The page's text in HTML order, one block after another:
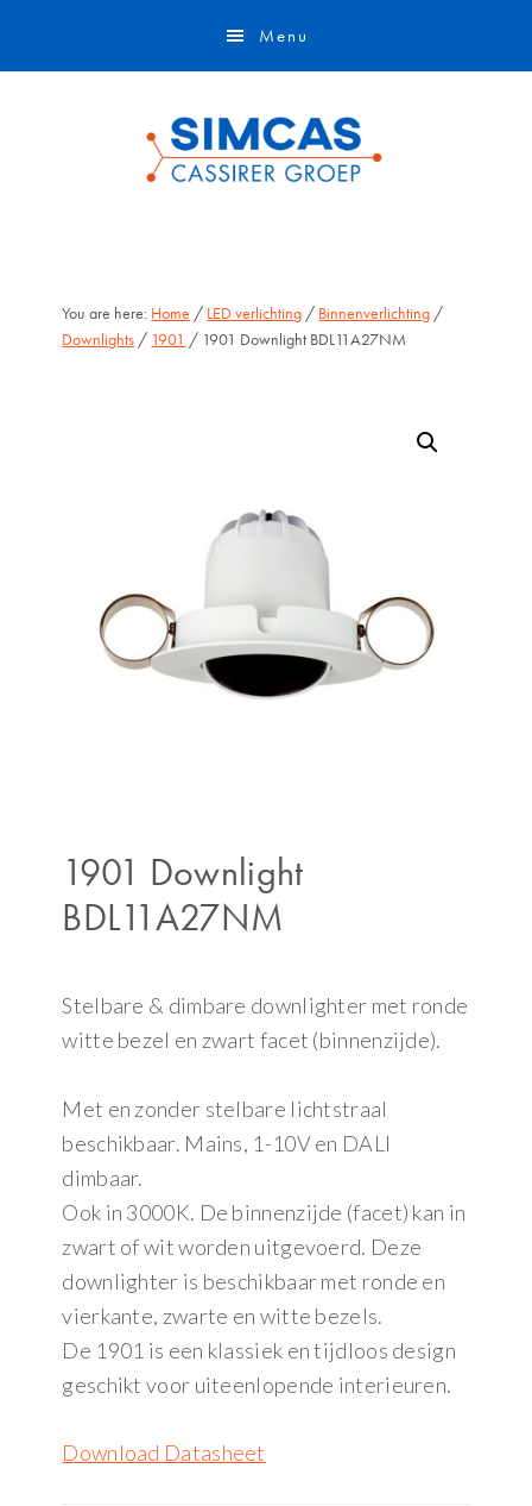
Menu
You are here: Home / LED verlichting / Binnenverlichting /
Downlights / 1901 / 1901 Downlight BDL11A27NM
1901 Downlight
BDL11A27NM
Stelbare & dimbare downlighter met ronde
witte bezel en zwart facet (binnenzijde).
Met en zonder stelbare lichtstraal
beschikbaar. Mains, 1-10V en DALI
dimbaar.
Ook in 3000K. De binnenzijde (facet) kan in
zwart of wit worden uitgevoerd. Deze
downlighter is beschikbaar met ronde en
vierkante, zwarte en witte bezels.
De 1901 is een klassiek en tijdloos design
geschikt voor uiteenlopende interieuren.
Download Datasheet